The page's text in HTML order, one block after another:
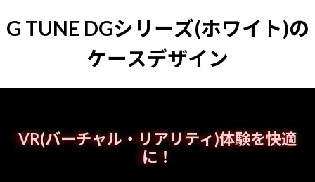
サーバー
ワークステーション
Windows 11|Copilot+ PC
MousePro
iiyama
学習向けパソコン
スペック/パーツ別
Windows 11|Copilot+ PC
おすすめ目玉パソコン
今イチオシのパソコンをピ
G TUNE DGシリーズ(ホワイト)の
ケースデザイン
VR(バーチャル・リアリティ)体験を快適
に！